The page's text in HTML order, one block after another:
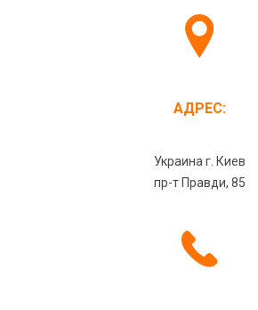
АДРЕС:
Украина г. Киев
пр-т Правди, 85